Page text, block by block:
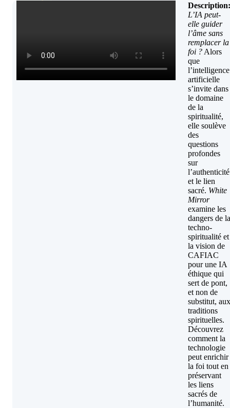
Description:
L’IA peut-
elle guider
l’âme sans
remplacer la
foi ? Alors
que
l’intelligence
artificielle
s’invite dans
le domaine
de la
spiritualité,
elle soulève
des
questions
profondes
sur
l’authenticité
et le lien
sacré. White
Mirror
examine les
dangers de la
techno-
spiritualité et
la vision de
CAFIAC
pour une IA
éthique qui
sert de pont,
et non de
substitut, aux
traditions
spirituelles.
Découvrez
comment la
technologie
peut enrichir
la foi tout en
préservant
les liens
sacrés de
l’humanité.